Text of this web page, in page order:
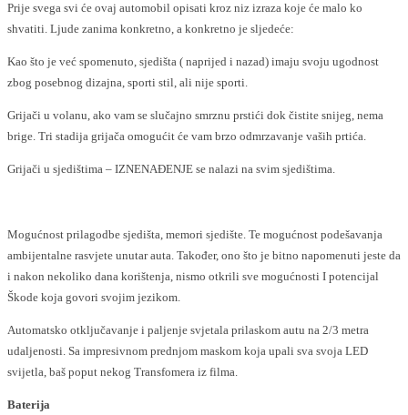
Prije svega svi će ovaj automobil opisati kroz niz izraza koje će malo ko
shvatiti. Ljude zanima konkretno, a konkretno je sljedeće:
Kao što je već spomenuto, sjedišta ( naprijed i nazad) imaju svoju ugodnost
zbog posebnog dizajna, sporti stil, ali nije sporti.
Grijači u volanu, ako vam se slučajno smrznu prstići dok čistite snijeg, nema
brige. Tri stadija grijača omogućit će vam brzo odmrzavanje vaših prtića.
Grijači u sjedištima – IZNENAĐENJE se nalazi na svim sjedištima.
Mogućnost prilagodbe sjedišta, memori sjedište. Te mogućnost podešavanja
ambijentalne rasvjete unutar auta. Također, ono što je bitno napomenuti jeste da
i nakon nekoliko dana korištenja, nismo otkrili sve mogućnosti I potencijal
Škode koja govori svojim jezikom.
Automatsko otključavanje i paljenje svjetala prilaskom autu na 2/3 metra
udaljenosti. Sa impresivnom prednjom maskom koja upali sva svoja LED
svijetla, baš poput nekog Transfomera iz filma.
Baterija